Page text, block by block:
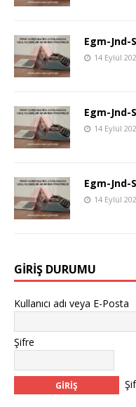
Egm-Jnd-
14 Eylül
Egm-Jnd-
14 Eylül
Egm-Jnd-
14 Eylül
GIRIŞ DURUMU
Kullanıcı adı veya E-Posta
Şifre